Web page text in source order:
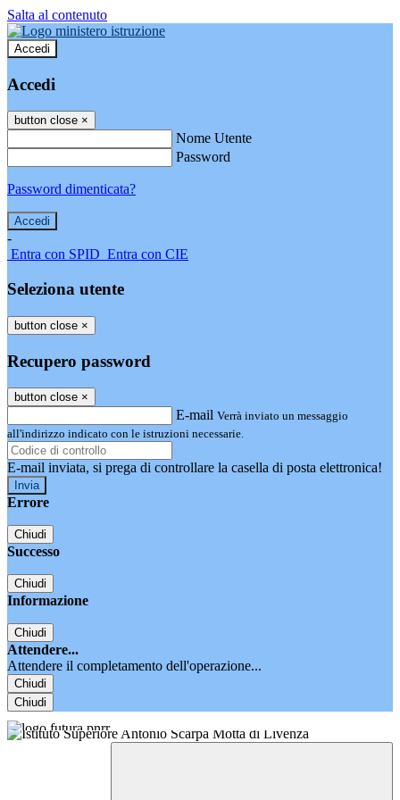
Salta al contenuto
Accedi
Accedi
button close ×
Nome Utente
Password
Password dimenticata?
-
Entra con SPID Entra con CIE
Seleziona utente
button close ×
Recupero password
button close ×
E-mail Verrà inviato un messaggio
all'indirizzo indicato con le istruzioni necessarie.
E-mail inviata, si prega di controllare la casella di posta elettronica!
Errore
Chiudi
Successo
Chiudi
Informazione
Chiudi
Attendere...
Attendere il completamento dell'operazione...
Chiudi
Chiudi